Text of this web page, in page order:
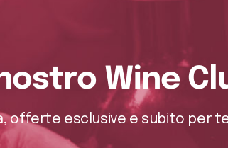
Wine
offerte esclusive e subito per